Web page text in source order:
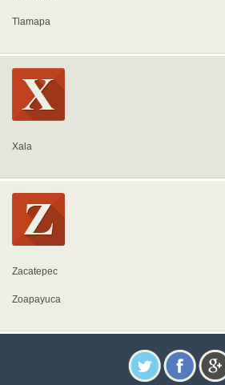
Tlamapa
Xala
Zacatepec
Zoapayuca